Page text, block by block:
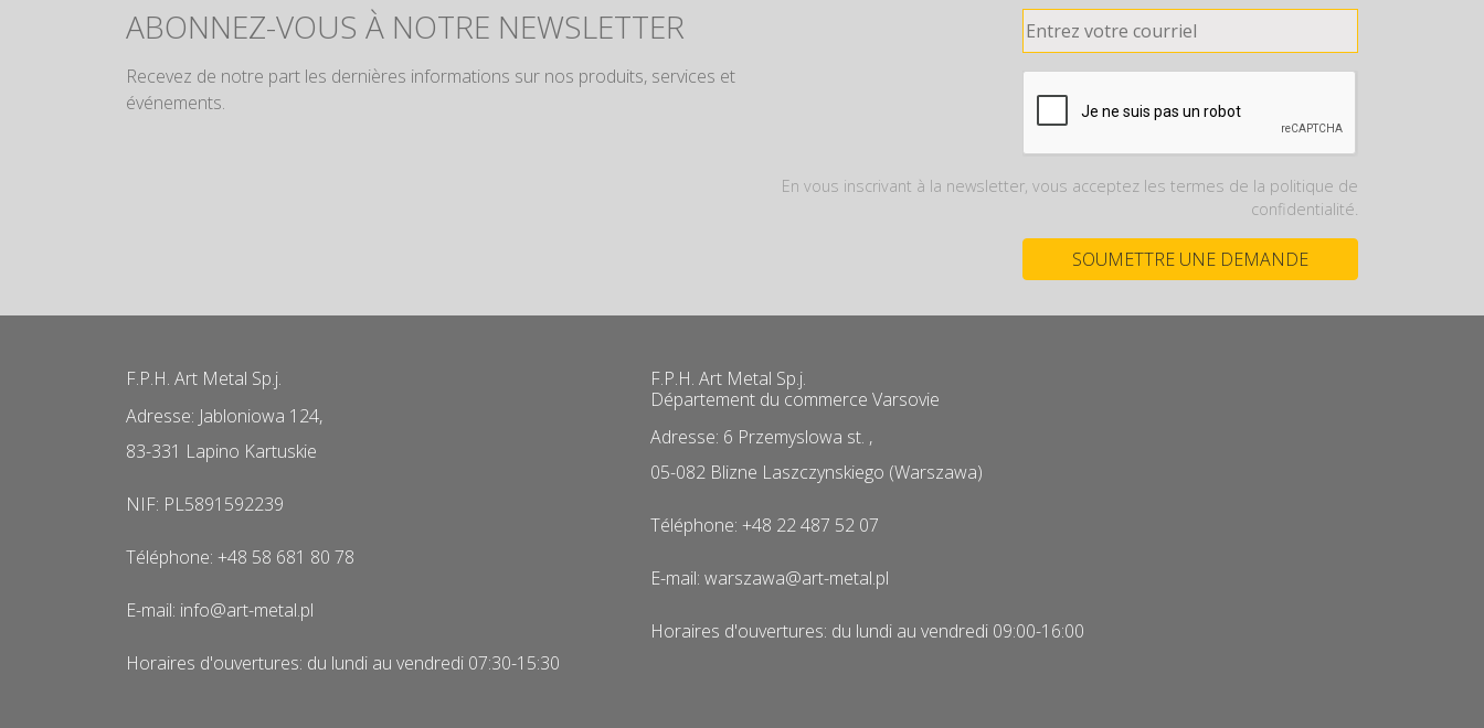
ABONNEZ-VOUS À NOTRE NEWSLETTER
Recevez de notre part les dernières informations sur nos produits, services et
événements.
En vous inscrivant à la newsletter, vous acceptez les termes de la politique de
confidentialité.
F.P.H. Art Metal Sp.j.
Adresse: Jabloniowa 124,
83-331 Lapino Kartuskie
NIF: PL5891592239
Téléphone: +48 58 681 80 78
E-mail: info@art-metal.pl
Horaires d'ouvertures: du lundi au vendredi 07:30-15:30
F.P.H. Art Metal Sp.j.
Département du commerce Varsovie
Adresse: 6 Przemyslowa st. ,
05-082 Blizne Laszczynskiego (Warszawa)
Téléphone: +48 22 487 52 07
E-mail: warszawa@art-metal.pl
Horaires d'ouvertures: du lundi au vendredi 09:00-16:00